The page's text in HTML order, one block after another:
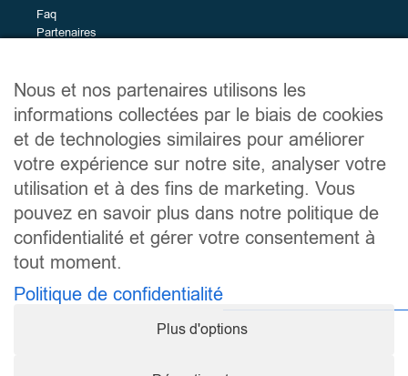
différentes
Toutes (50)
BMW (7)
BYD (4)
Citroën (2)
Dacia (1)
Ford (6)
Hyundai (2)
Kia (1)
Leapmotor (2)
Nissan (4)
Faq
Partenaires
Plan du site
Véhicules en leasing
Services
Le guide du leasing
À propos
Contact
Liens utiles
Mentions légales
Conditions générales d’utilisation
Nous et nos partenaires utilisons les
informations collectées par le biais de cookies
et de technologies similaires pour améliorer
votre expérience sur notre site, analyser votre
utilisation et à des fins de marketing. Vous
pouvez en savoir plus dans notre politique de
confidentialité et gérer votre consentement à
tout moment.
Politique de confidentialité
Plus d'options